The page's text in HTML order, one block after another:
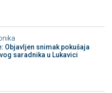
Objavljen snimak pokušaja
saradnika u Lukavici